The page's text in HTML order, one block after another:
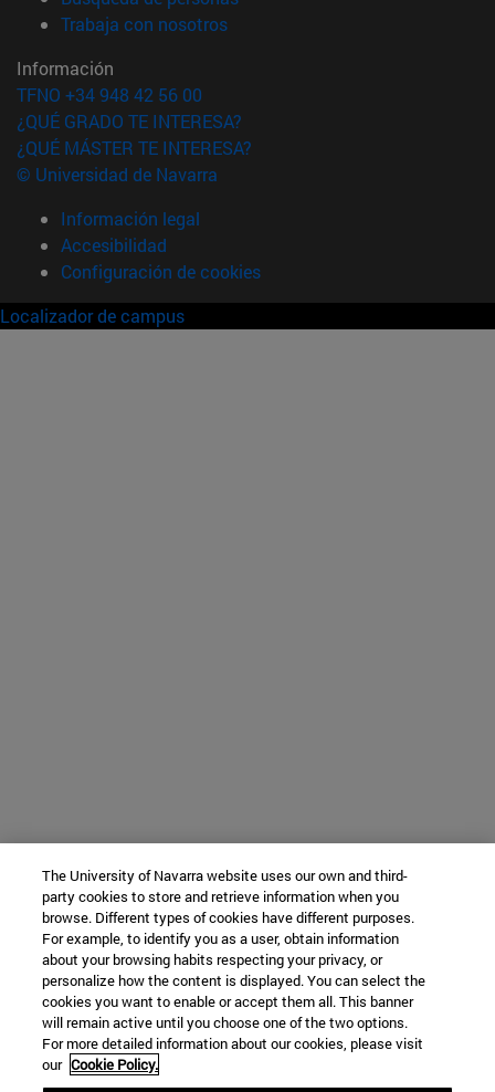
Trabaja con nosotros(abre en nueva ventana)
Información
TFNO +34 948 42 56 00
¿QUÉ GRADO TE INTERESA?
¿QUÉ MÁSTER TE INTERESA?
© Universidad de Navarra
Información legal
Accesibilidad
Configuración de cookies
Localizador de campus
The University of Navarra website uses our own and third-
party cookies to store and retrieve information when you
browse. Different types of cookies have different purposes.
For example, to identify you as a user, obtain information
about your browsing habits respecting your privacy, or
personalize how the content is displayed. You can select the
cookies you want to enable or accept them all. This banner
will remain active until you choose one of the two options.
For more detailed information about our cookies, please visit
our Cookie Policy.